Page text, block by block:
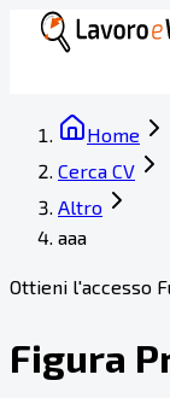
Home
Cerca CV
Altro
aaa
Ottieni l'accesso
Figura